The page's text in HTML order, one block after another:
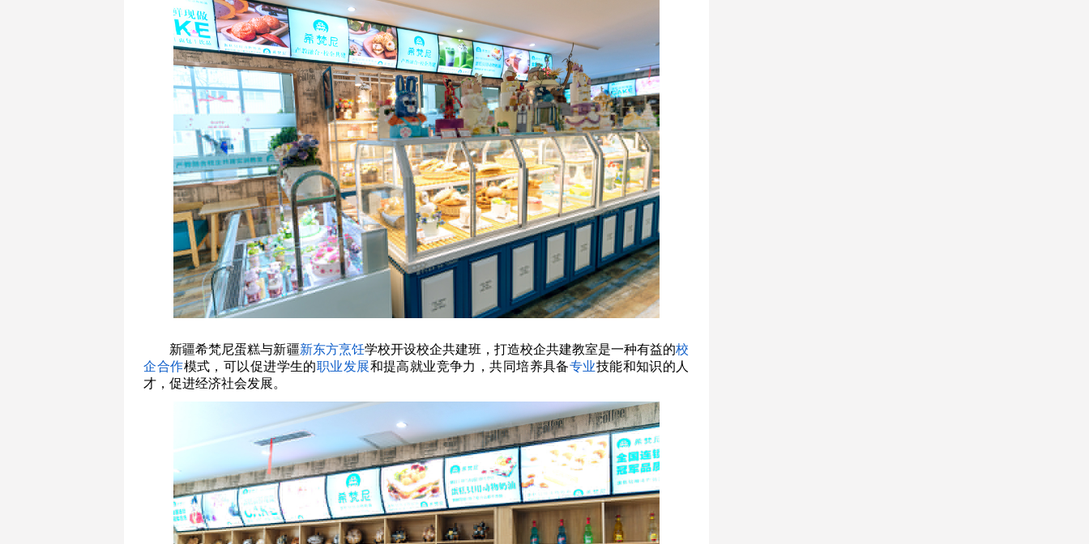
新疆希梵尼蛋糕与新疆新东方烹饪学校开设校企共建班，打造校企共建教室是一种有益的校
企合作模式，可以促进学生的职业发展和提高就业竞争力，共同培养具备专业技能和知识的人
才，促进经济社会发展。